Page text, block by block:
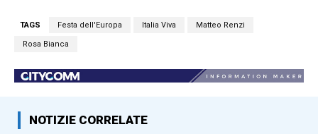
TAGS Festa dell'Europa Italia Viva Matteo Renzi
Rosa Bianca
NOTIZIE CORRELATE